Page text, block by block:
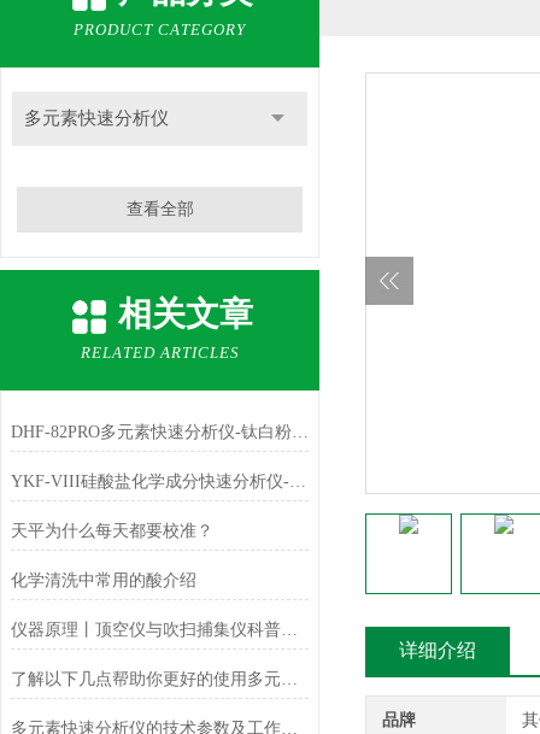
PRODUCT CATEGORY
多元素快速分析仪
查看全部
相关文章
RELATED ARTICLES
DHF-82PRO多元素快速分析仪-钛白粉、金红石中主成份TiO2的测定
YKF-VIII硅酸盐化学成分快速分析仪-铁红中主成份Fe2O3的测定
天平为什么每天都要校准？
化学清洗中常用的酸介绍
仪器原理丨顶空仪与吹扫捕集仪科普小知识
了解以下几点帮助你更好的使用多元素快速分析仪
多元素快速分析仪的技术参数及工作条件
详细介绍
品牌